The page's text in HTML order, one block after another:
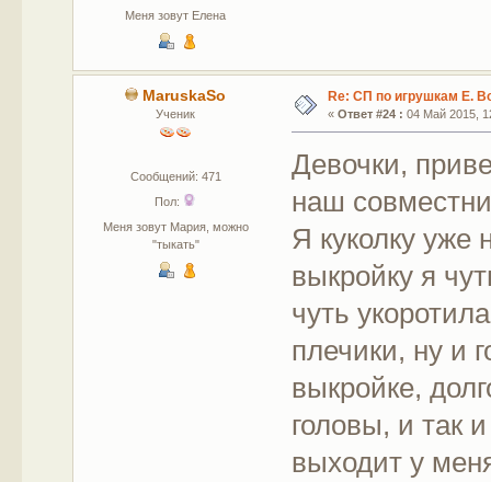
Меня зовут Елена
MaruskaSo
Ученик
Сообщений: 471
Пол:
Меня зовут Мария, можно
"тыкать"
Re: СП по игрушкам Е.
« Ответ #24 : 04 Май 2015,
Девочки,
наш
Я куколку уже
выкройку я
чуть
плечики, ну и
выкройке,
головы, и так
выходит у